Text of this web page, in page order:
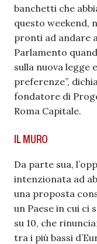
banchetti che
questo weekend,
pronti ad andare
Parlamento
sulla nuova legge
preferenze”,
fondatore di
Roma Capitale.
IL MURO
Da parte sua,
intenzionata ad
una proposta
un Paese in cui ci
su 10, che
tra i più bassi